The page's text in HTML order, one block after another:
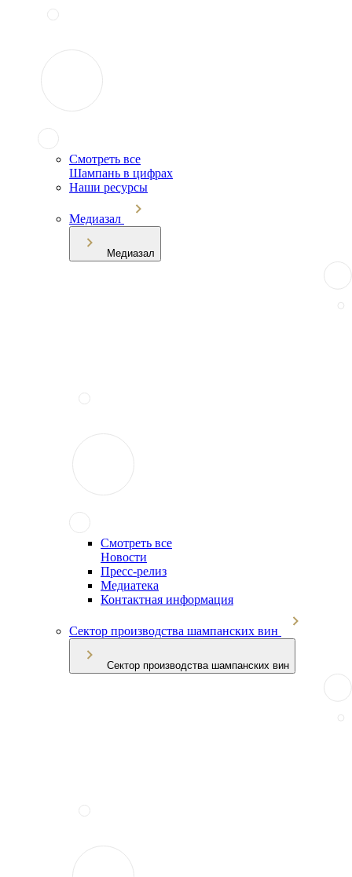
Смотреть все
Шампань в цифрах
Наши ресурсы
Медиазал
Медиазал
Смотреть все
Новости
Пресс-релиз
Медиатека
Контактная информация
Сектор производства шампанских вин
Сектор производства шампанских вин